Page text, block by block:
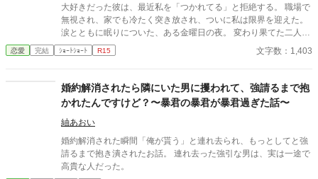
大好きだった彼は、最近私を「つかれてる」と拒絶する。 職場で
無視され、家でも冷たく突き放され、ついに私は限界を迎えた。
涙とともに眠りについた、ある金曜日の夜。 変わり果てた二人の
関係は、予想もしない結末を迎える。
恋愛 完結 ｼｮｰﾄｼｮｰﾄ R15 文字数：1,403
婚約解消されたら隣にいた男に攫われて、強請るまで抱
かれたんですけど？〜暴君の暴君が暴君過ぎた話〜
紬あおい
婚約解消された瞬間「俺が貰う」と連れ去られ、もっとしてと強
請るまで抱き潰されたお話。 連れ去った強引な男は、実は一途で
高貴な人だった。